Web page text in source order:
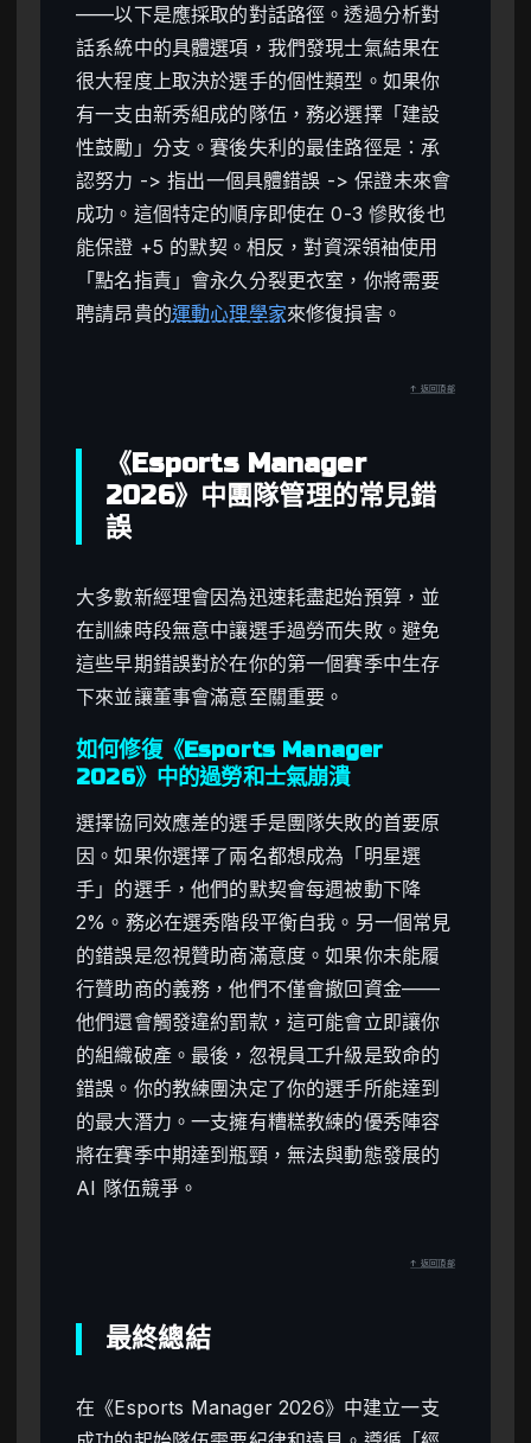
——以下是應採取的對話路徑。透過分析對
話系統中的具體選項，我們發現士氣結果在
很大程度上取決於選手的個性類型。如果你
有一支由新秀組成的隊伍，務必選擇「建設
性鼓勵」分支。賽後失利的最佳路徑是：承
認努力 -> 指出一個具體錯誤 -> 保證未來會
成功。這個特定的順序即使在 0-3 慘敗後也
能保證 +5 的默契。相反，對資深領袖使用
「點名指責」會永久分裂更衣室，你將需要
聘請昂貴的運動心理學家來修復損害。
↑ 返回頂部
《Esports Manager
2026》中團隊管理的常見錯
誤
大多數新經理會因為迅速耗盡起始預算，並
在訓練時段無意中讓選手過勞而失敗。避免
這些早期錯誤對於在你的第一個賽季中生存
下來並讓董事會滿意至關重要。
如何修復《Esports Manager
2026》中的過勞和士氣崩潰
選擇協同效應差的選手是團隊失敗的首要原
因。如果你選擇了兩名都想成為「明星選
手」的選手，他們的默契會每週被動下降
2%。務必在選秀階段平衡自我。另一個常見
的錯誤是忽視贊助商滿意度。如果你未能履
行贊助商的義務，他們不僅會撤回資金——
他們還會觸發違約罰款，這可能會立即讓你
的組織破產。最後，忽視員工升級是致命的
錯誤。你的教練團決定了你的選手所能達到
的最大潛力。一支擁有糟糕教練的優秀陣容
將在賽季中期達到瓶頸，無法與動態發展的
AI 隊伍競爭。
↑ 返回頂部
最終總結
在《Esports Manager 2026》中建立一支